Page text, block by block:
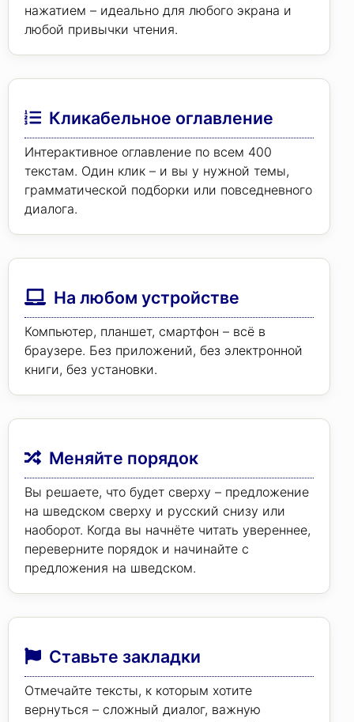
нажатием – идеально для любого экрана и
любой привычки чтения.
Кликабельное оглавление
Интерактивное оглавление по всем 400
текстам. Один клик – и вы у нужной темы,
грамматической подборки или повседневного
диалога.
На любом устройстве
Компьютер, планшет, смартфон – всё в
браузере. Без приложений, без электронной
книги, без установки.
Меняйте порядок
Вы решаете, что будет сверху – предложение
на шведском сверху и русский снизу или
наоборот. Когда вы начнёте читать увереннее,
переверните порядок и начинайте с
предложения на шведском.
Ставьте закладки
Отмечайте тексты, к которым хотите
вернуться – сложный диалог, важную